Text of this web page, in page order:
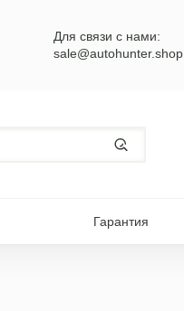
Для связи с нами:
sale@autohunter.shop
Гарантия